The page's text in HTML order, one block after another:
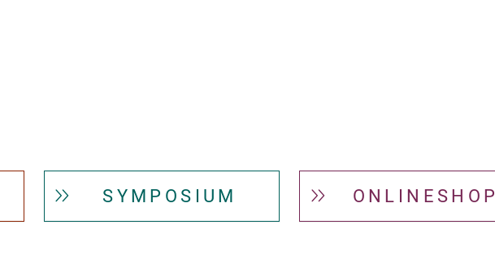
SYMPOSIUM ONLINESHOP